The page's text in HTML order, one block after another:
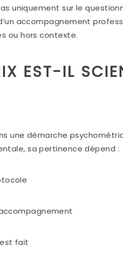
uniquement sur le
accompagnement
ou hors contexte.
EST-IL
une démarche
sa pertinence dépend :
est fait